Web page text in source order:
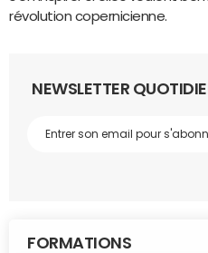
révolution copernicienne.
NEWSLETTER
FORMATIONS